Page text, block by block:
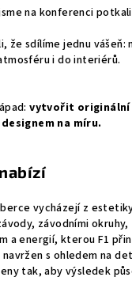
na konferenci
že sdílíme jednu
i do interiérů.
vytvořit
na míru.
vycházejí z
závodními
a energií, kterou F1
s ohledem na
tak, aby výsledek